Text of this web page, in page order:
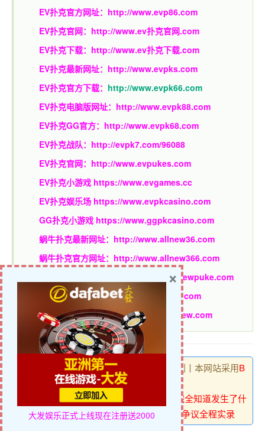
EV扑克官方网址： http://www.evp86.com
EV扑克官网： http://www.ev扑克官网.com
EV扑克下载： http://www.ev扑克下载.com
EV扑克最新网址： http://www.evpks.com
EV扑克官方下载： http://www.evpk66.com
EV扑克电脑版网址： http://www.evpk88.com
EV扑克GG官方： http://www.evpk68.com
EV扑克战队： http://evpk7.com/96088
EV扑克官网： http://www.evpukes.com
EV扑克小游戏 https://www.evgames.cc
EV扑克娱乐场 https://www.evpkcasino.com
GG扑克小游戏 https://www.ggpkcasino.com
蜗牛扑克最新网址： http://www.allnew36.com
蜗牛扑克官方网址： http://www.allnew366.com
http://www.allnewpuke.com
蜗牛娱乐官网：http://www.allnewapl.com
蜗牛扑克GG官网：http://www.ggallnew.com
博狗扑克 , 版权所有丨如未注明 , 均为原创丨本网站采用B
Y-NC-SA协议进行授权
转载请注明原文链接：【EV扑克】从“我完全知道发生了什
么”到“单挑吧兄弟”——WSOP大盲弃牌争议全程实录
大发娱乐正式上线现在注册送2000
×